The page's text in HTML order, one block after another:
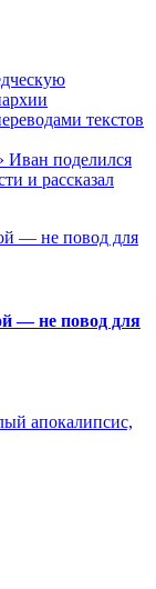
текстов
Иван поделился
и рассказал
— не повод для
апокалипсис,